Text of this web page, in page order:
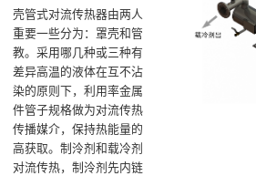
壳管式对流传热器由两人
重要一些分为：罩壳和管
教。采用哪几种或三种有
差异高温的液体在互不沾
染的原则下，利用率金属
件管子规格做为对流传热
传播媒介，保持热能量的
高获取。制泠剂和载冷剂
对流传热，制泠剂先内链